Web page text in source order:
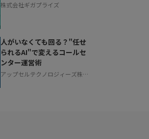
株式会社ギガプライズ
人がいなくても回る？"任せ
られるAI"で変えるコールセ
ンター運営術
アップセルテクノロジィーズ株式